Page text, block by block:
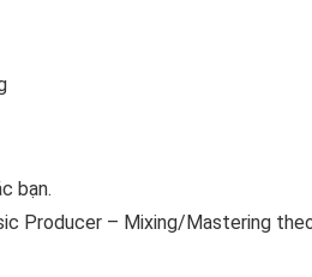
bạn.
Producer – Mixing/Mastering